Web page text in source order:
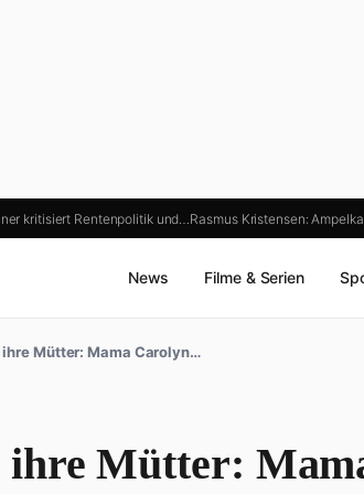
kritisiert Rentenpolitik und… Rasmus Kristensen:
News Filme & Serien
ihre Mütter: Mama Carolyn…
ihre Mütter: